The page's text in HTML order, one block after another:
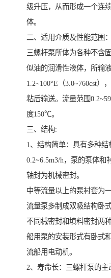
级升压，从而形成一个连
体。
二、适用介质及性能范围：
三螺杆泵所体为各种不含
似油的润滑性液体，所输
1.2~100°E（3.0~760cst）
粘后输送。流量范围
度150℃。
三、结构:
1、结构简单：具有多种
0.2~6.5m3/h，泵的泵体和
轴封为机械密封。
中等流量以上的泵衬套为
流量泵多制成双吸结构卧
不同械密封和填料密封两种
船用泵的安装形式有卧式
流船用电动机。
2、寿命长：三螺杆泵的